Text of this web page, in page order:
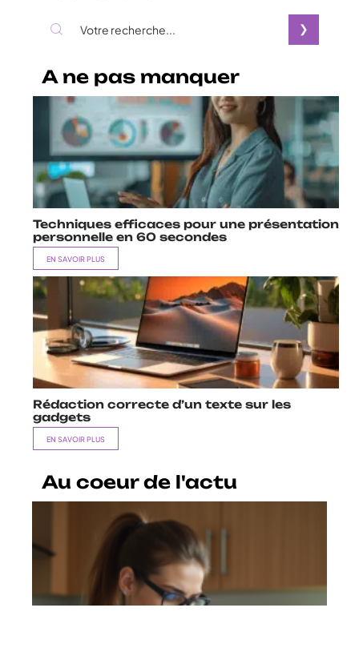
A ne pas manquer
Techniques efficaces pour une présentation
personnelle en 60 secondes
EN SAVOIR PLUS
Rédaction correcte d’un texte sur les
gadgets
EN SAVOIR PLUS
Au coeur de l'actu
2FA : les problèmes à connaître et